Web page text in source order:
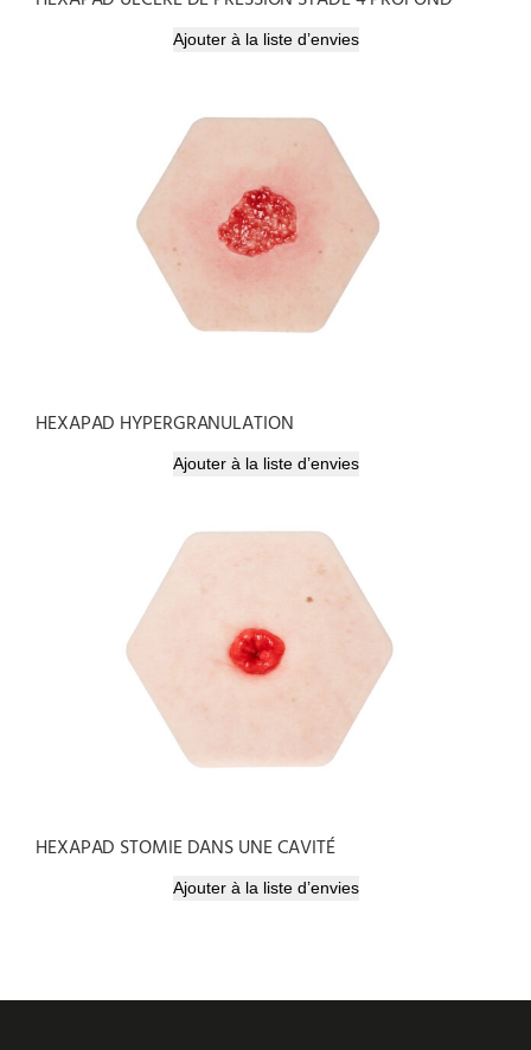
Ajouter à la liste d’envies
HEXAPAD HYPERGRANULATION
Ajouter à la liste d’envies
HEXAPAD STOMIE DANS UNE CAVITÉ
Ajouter à la liste d’envies